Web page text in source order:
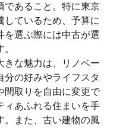
であること。特に東京
しているため、予算に
を選ぶ際には中古が選
きな魅力は、リノベー
分の好みやライフスタ
間取りを自由に変更で
ィあふれる住まいを手
。また、古い建物の風